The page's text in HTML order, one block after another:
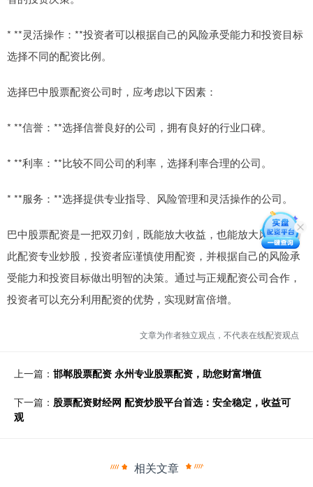
* **灵活操作：**投资者可以根据自己的风险承受能力和投资目标
选择不同的配资比例。
选择巴中股票配资公司时，应考虑以下因素：
* **信誉：**选择信誉良好的公司，拥有良好的行业口碑。
* **利率：**比较不同公司的利率，选择利率合理的公司。
* **服务：**选择提供专业指导、风险管理和灵活操作的公司。
巴中股票配资是一把双刃剑，既能放大收益，也能放大风险。因
此配资专业炒股，投资者应谨慎使用配资，并根据自己的风险承
受能力和投资目标做出明智的决策。通过与正规配资公司合作，
投资者可以充分利用配资的优势，实现财富倍增。
文章为作者独立观点，不代表在线配资观点
上一篇： 邯郸股票配资 永州专业股票配资，助您财富增值
下一篇： 股票配资财经网 配资炒股平台首选：安全稳定，收益可
观
相关文章